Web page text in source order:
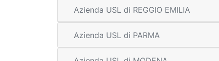
Azienda USL di REGGIO EMILIA
Azienda USL di PARMA